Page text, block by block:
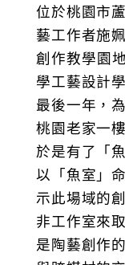
位於桃園市
藝工作者施
創作教學園
學工藝設計
最後一年，
桃園老家一
於是有了「
以「魚室」
示此場域的
非工作室來
是陶藝創作